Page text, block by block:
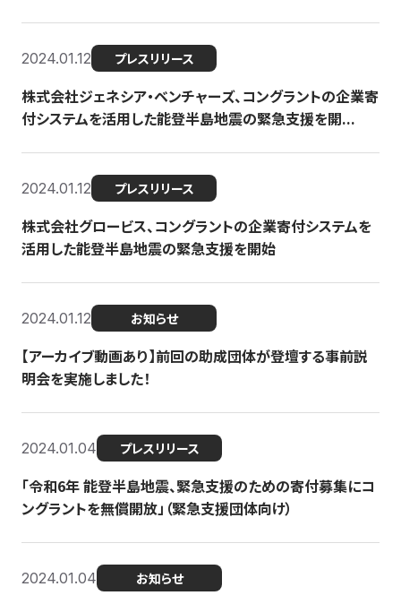
2024.01.12 プレスリリース
株式会社ジェネシア・ベンチャーズ、コングラントの企業寄
付システムを活用した能登半島地震の緊急支援を開...
2024.01.12 プレスリリース
株式会社グロービス、コングラントの企業寄付システムを
活用した能登半島地震の緊急支援を開始
2024.01.12 お知らせ
【アーカイブ動画あり】前回の助成団体が登壇する事前説
明会を実施しました！
2024.01.04 プレスリリース
「令和6年 能登半島地震、緊急支援のための寄付募集にコ
ングラントを無償開放」（緊急支援団体向け）
2024.01.04 お知らせ